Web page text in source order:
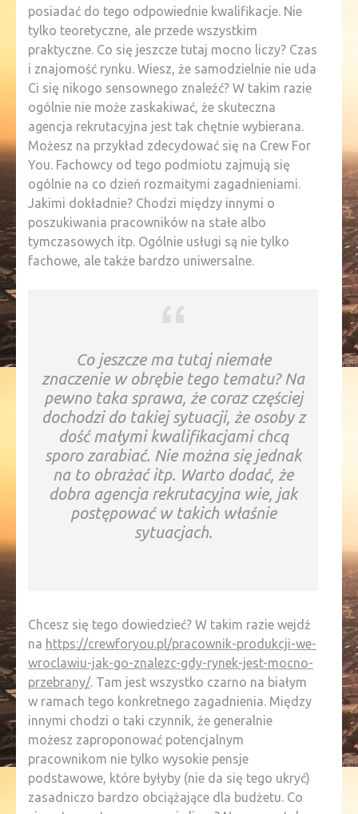
posiadać do tego odpowiednie kwalifikacje. Nie
tylko teoretyczne, ale przede wszystkim
praktyczne. Co się jeszcze tutaj mocno liczy? Czas
i znajomość rynku. Wiesz, że samodzielnie nie uda
Ci się nikogo sensownego znaleźć? W takim razie
ogólnie nie może zaskakiwać, że skuteczna
agencja rekrutacyjna jest tak chętnie wybierana.
Możesz na przykład zdecydować się na Crew For
You. Fachowcy od tego podmiotu zajmują się
ogólnie na co dzień rozmaitymi zagadnieniami.
Jakimi dokładnie? Chodzi między innymi o
poszukiwania pracowników na stałe albo
tymczasowych itp. Ogólnie usługi są nie tylko
fachowe, ale także bardzo uniwersalne.
Co jeszcze ma tutaj niemałe
znaczenie w obrębie tego tematu? Na
pewno taka sprawa, że coraz częściej
dochodzi do takiej sytuacji, że osoby z
dość małymi kwalifikacjami chcą
sporo zarabiać. Nie można się jednak
na to obrażać itp. Warto dodać, że
dobra agencja rekrutacyjna wie, jak
postępować w takich właśnie
sytuacjach.
Chcesz się tego dowiedzieć? W takim razie wejdź
na https://crewforyou.pl/pracownik-produkcji-we-
wroclawiu-jak-go-znalezc-gdy-rynek-jest-mocno-
przebrany/. Tam jest wszystko czarno na białym
w ramach tego konkretnego zagadnienia. Między
innymi chodzi o taki czynnik, że generalnie
możesz zaproponować potencjalnym
pracownikom nie tylko wysokie pensje
podstawowe, które byłyby (nie da się tego ukryć)
zasadniczo bardzo obciążające dla budżetu. Co